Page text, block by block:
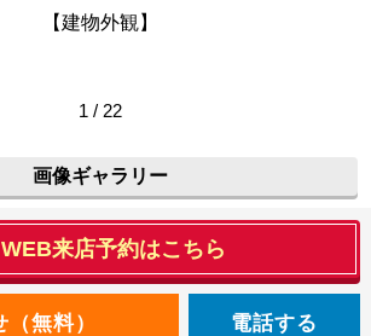
【建物外観】
1 / 22
画像ギャラリー
WEB来店予約はこちら
電話する